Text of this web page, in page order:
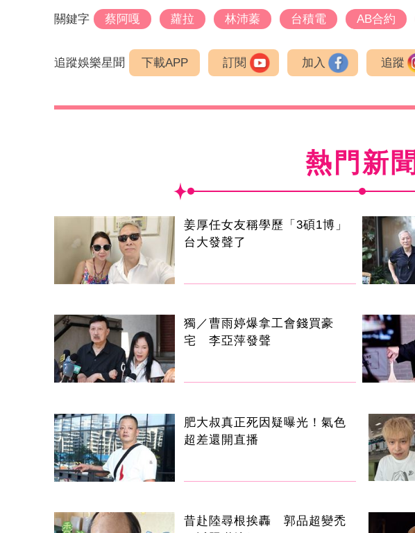
關鍵字 蔡阿嘎 蘿拉 林沛蓁 台積電 AB合約
追蹤娛樂星聞 下載APP 訂閱 加入 追蹤
熱門新聞
姜厚任女友稱學歷「3碩1博」
台大發聲了
獨／曹雨婷爆拿工會錢買豪
宅 李亞萍發聲
肥大叔真正死因疑曝光！氣色
超差還開直播
昔赴陸尋根挨轟 郭品超變禿